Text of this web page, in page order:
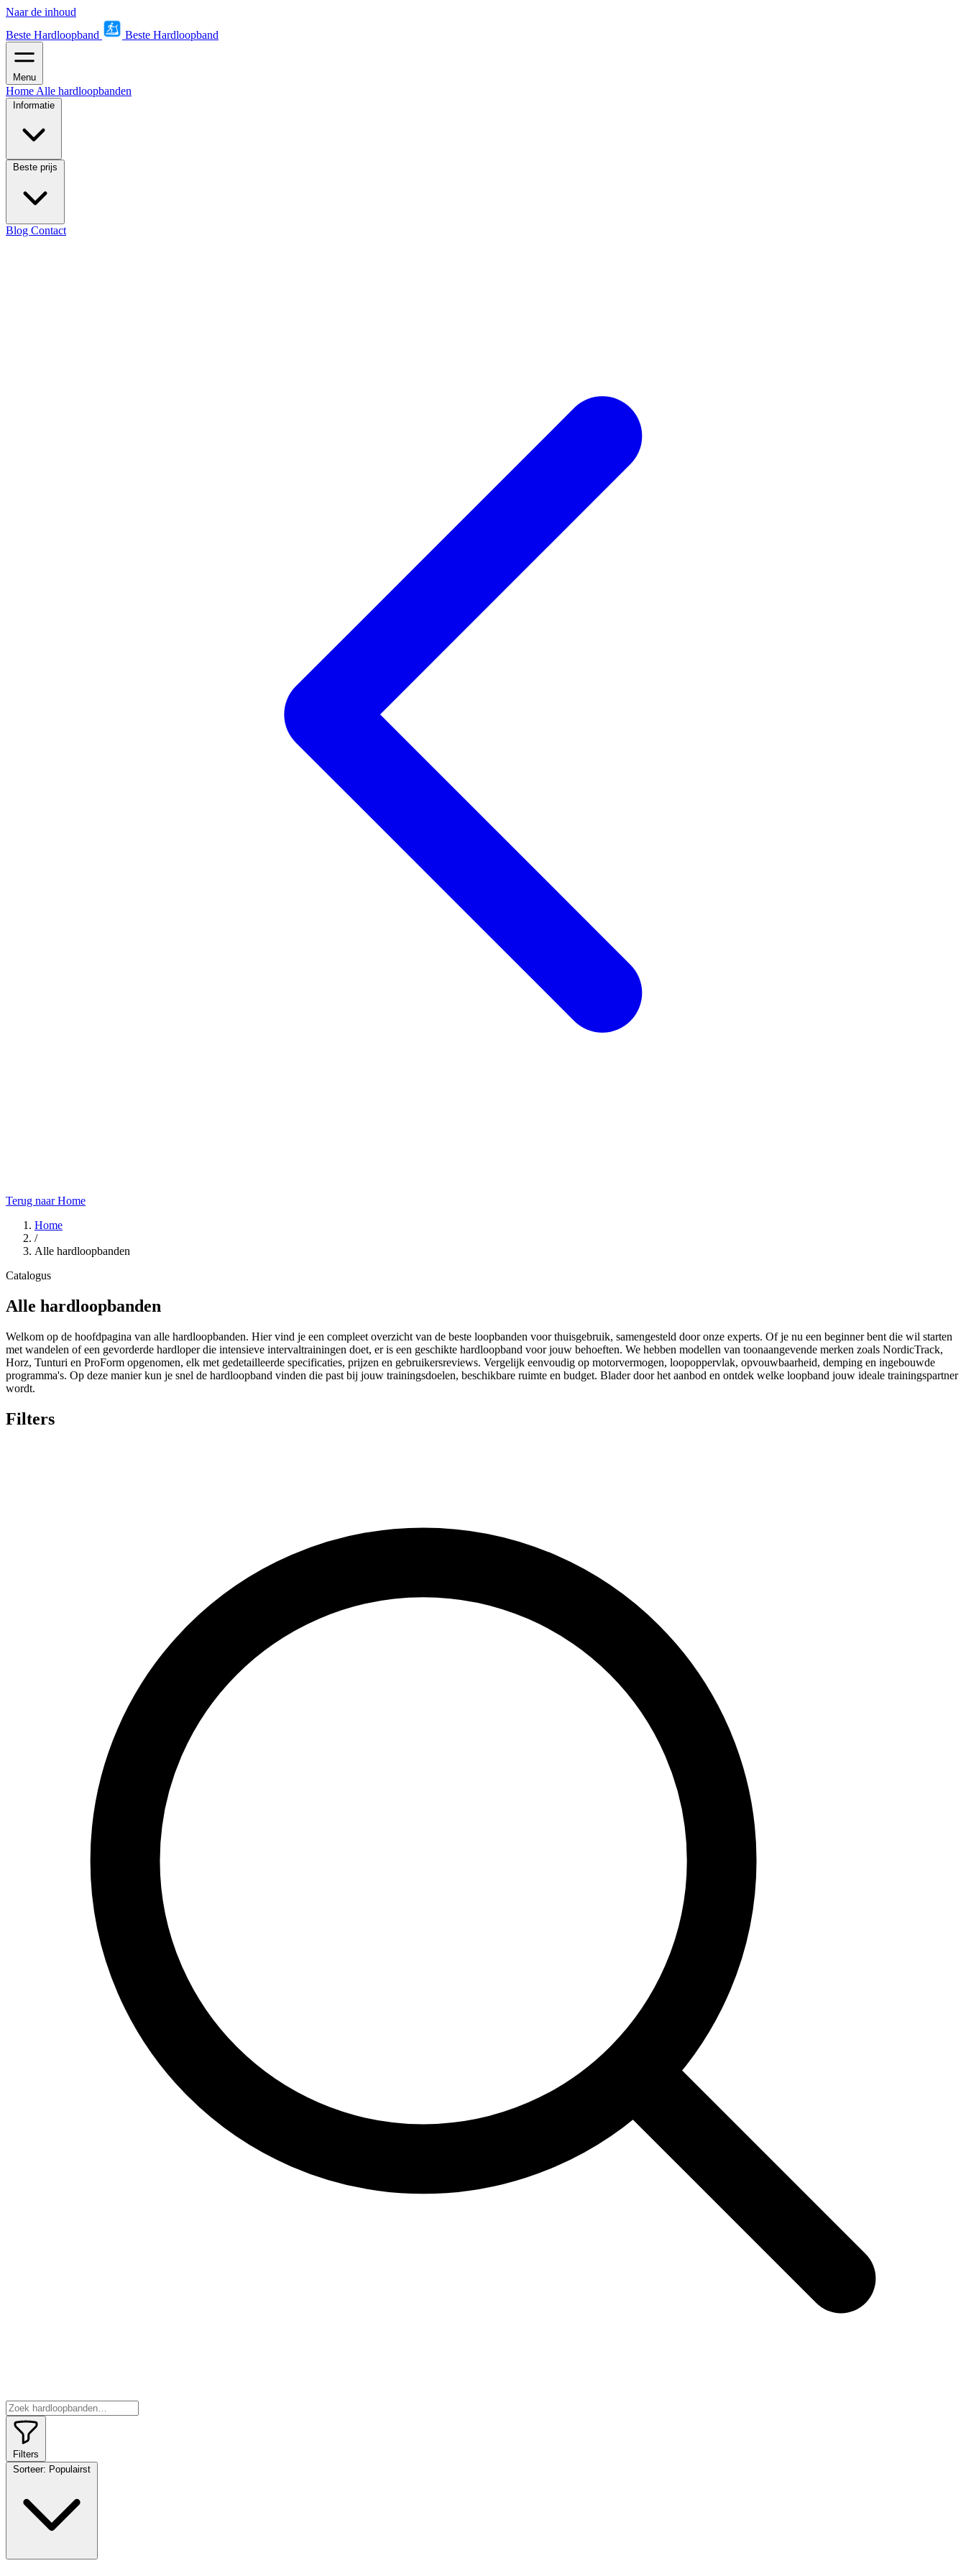
Naar de inhoud
Beste Hardloopband
Beste Hardloopband
Menu
Home Alle hardloopbanden
Informatie
Beste prijs
Blog Contact
Terug naar Home
Home
/
Alle hardloopbanden
Catalogus
Alle hardloopbanden
Welkom op de hoofdpagina van alle hardloopbanden. Hier vind je een compleet overzicht van de beste loopbanden voor thuisgebruik, samengesteld door onze experts. Of je nu een beginner bent die wil starten
met wandelen of een gevorderde hardloper die intensieve intervaltrainingen doet, er is een geschikte hardloopband voor jouw behoeften. We hebben modellen van toonaangevende merken zoals NordicTrack,
Horz, Tunturi en ProForm opgenomen, elk met gedetailleerde specificaties, prijzen en gebruikersreviews. Vergelijk eenvoudig op motorvermogen, loopoppervlak, opvouwbaarheid, demping en ingebouwde
programma's. Op deze manier kun je snel de hardloopband vinden die past bij jouw trainingsdoelen, beschikbare ruimte en budget. Blader door het aanbod en ontdek welke loopband jouw ideale trainingspartner
wordt.
Filters
Filters
Sorteer: Populairst